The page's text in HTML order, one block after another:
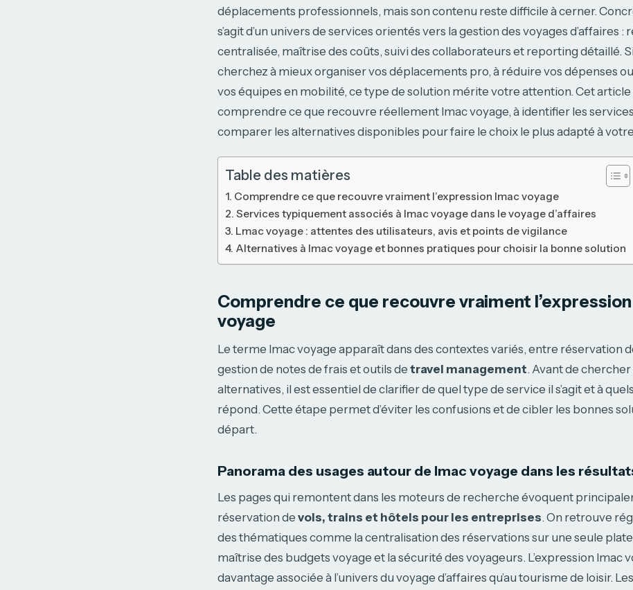
déplacements professionnels, mais son contenu reste difficile à cerner.
s’agit d’un univers de services orientés vers la gestion des voyages d’affaires :
centralisée, maîtrise des coûts, suivi des collaborateurs et reporting détaillé.
cherchez à mieux organiser vos déplacements pro, à réduire vos dépenses
vos équipes en mobilité, ce type de solution mérite votre attention. Cet article
comprendre ce que recouvre réellement lmac voyage, à identifier les
comparer les alternatives disponibles pour faire le choix le plus adapté à
Table des matières
Comprendre ce que recouvre vraiment l’expression lmac voyage
Services typiquement associés à lmac voyage dans le voyage d’affaires
Lmac voyage : attentes des utilisateurs, avis et points de vigilance
Alternatives à lmac voyage et bonnes pratiques pour choisir la bonne solution
Comprendre ce que recouvre vraiment
voyage
Le terme lmac voyage apparaît dans des contextes variés, entre réservation
gestion de notes de frais et outils de travel management. Avant de chercher
alternatives, il est essentiel de clarifier de quel type de service il s’agit et à
répond. Cette étape permet d’éviter les confusions et de cibler les bonnes
départ.
Panorama des usages autour de lmac voyage dans les
Les pages qui remontent dans les moteurs de recherche évoquent
réservation de vols, trains et hôtels pour les entreprises. On retrouve
des thématiques comme la centralisation des réservations sur une seule
maîtrise des budgets voyage et la sécurité des voyageurs. L’expression lmac
davantage associée à l’univers du voyage d’affaires qu’au tourisme de loisir.